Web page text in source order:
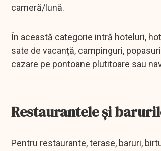
cameră/lună.
În această categorie intră hoteluri,
sate de vacanță, campinguri,
cazare pe pontoane plutitoare sau
Restaurantele și
Pentru restaurante, terase, baruri,